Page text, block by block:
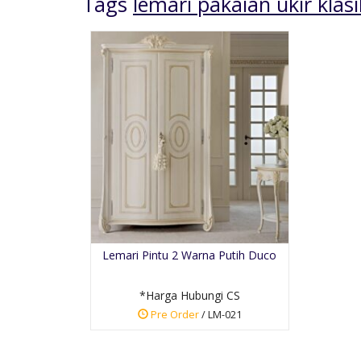
Lemari Pintu 2 Warna Putih Duco
*Harga Hubungi CS
Pre Order/ LM-021
Meja Makan Ukir
Classic Mewah
*Harga Hubungi CS